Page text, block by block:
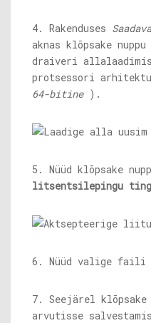
4. Rakenduses
aknas klõpsake nuppu
draiveri
protsessori
64-bitine).
5. Nüüd klõpsake
litsentsilepingu
6. Nüüd valige faili
7. Seejärel klõpsake
arvutisse